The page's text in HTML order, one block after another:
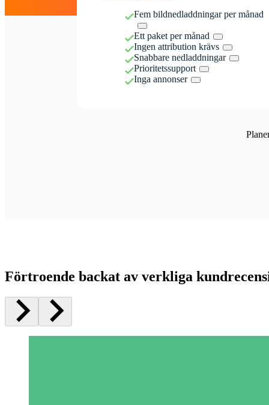
Fem bildnedladdningar per månad
Ett paket per månad
Ingen attribution krävs
Snabbare nedladdningar
Prioritetssupport
Inga annonser
Förtroende backat av verkliga